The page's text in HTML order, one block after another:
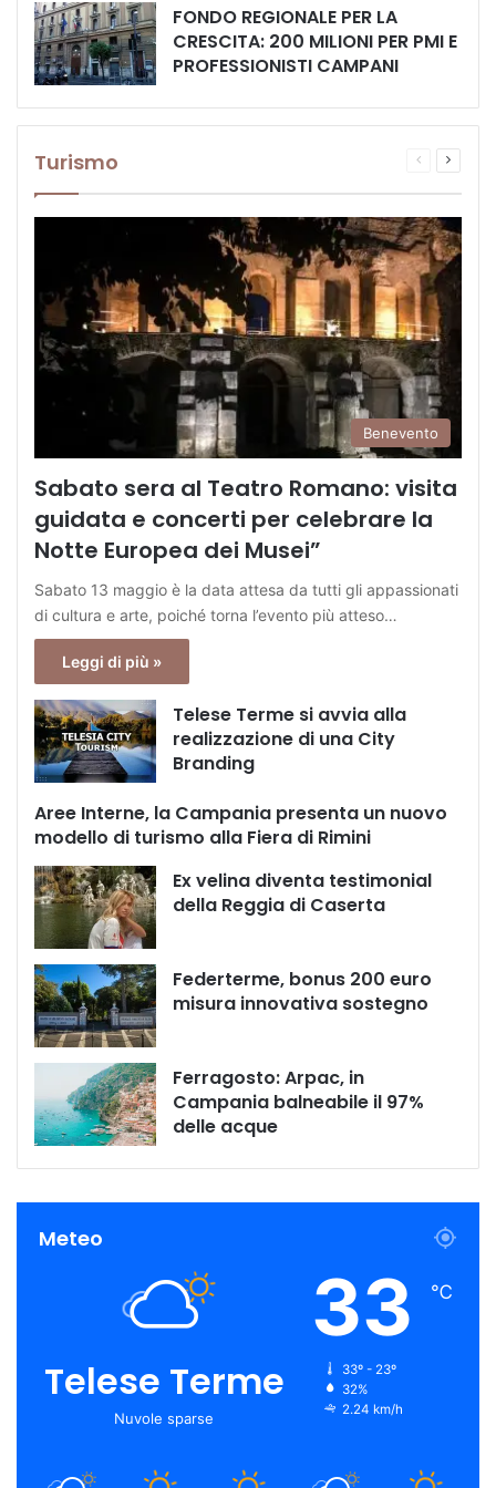
FONDO REGIONALE PER LA
CRESCITA: 200 MILIONI PER PMI E
PROFESSIONISTI CAMPANI
Turismo
Pagina
Benevento
Sabato sera al Teatro Romano: visita
guidata e concerti per celebrare la
Notte Europea dei Musei”
Sabato 13 maggio è la data attesa da tutti gli appassionati
di cultura e arte, poiché torna l’evento più atteso…
Leggi di più »
Telese Terme si avvia alla
realizzazione di una City
Branding
Aree Interne, la Campania presenta un nuovo
modello di turismo alla Fiera di Rimini
Ex velina diventa testimonial
della Reggia di Caserta
Federterme, bonus 200 euro
misura innovativa sostegno
Ferragosto: Arpac, in
Campania balneabile il 97%
delle acque
Meteo
Telese Terme
Nuvole sparse
33 ℃
33º - 23º
32%
2.24 km/h